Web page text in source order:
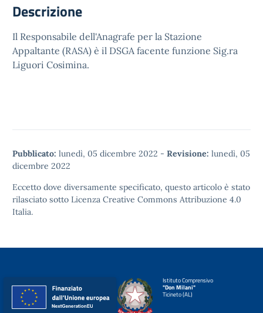
Descrizione
Il Responsabile dell'Anagrafe per la Stazione
Appaltante (RASA) è il DSGA facente funzione Sig.ra
Liguori Cosimina.
Pubblicato: lunedì, 05 dicembre 2022 - Revisione: lunedì, 05
dicembre 2022
Eccetto dove diversamente specificato, questo articolo è stato
rilasciato sotto Licenza Creative Commons Attribuzione 4.0
Italia.
Istituto Comprensivo
"Don Milani"
Ticineto (AL)